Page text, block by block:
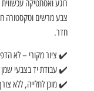
רוגע ואסתטיקה
צבע מרשים וטקסטורה
חדר.
✔️ ציור מקורי – לא
✔️ עבודת יד בצבעי
✔️ מוכן לתלייה, ללא